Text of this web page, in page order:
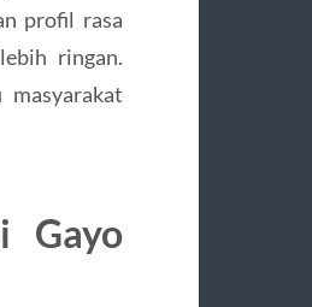
profil rasa
ringan.
masyarakat
Gayo